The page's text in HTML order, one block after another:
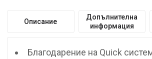
Описание
Допълнителна
информация
Благодарение на Quick